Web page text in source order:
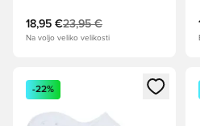
18,95 €23,95 €
Na voljo veliko velikosti
Odpre Modal za prijavo ali vpis
-22%